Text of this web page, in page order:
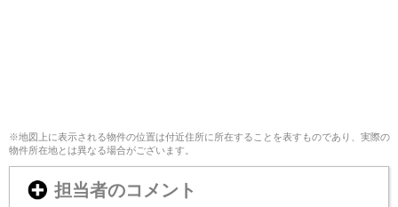
※地図上に表示される物件の位置は付近住所に所在することを表すものであり、実際の
物件所在地とは異なる場合がございます。
担当者のコメント